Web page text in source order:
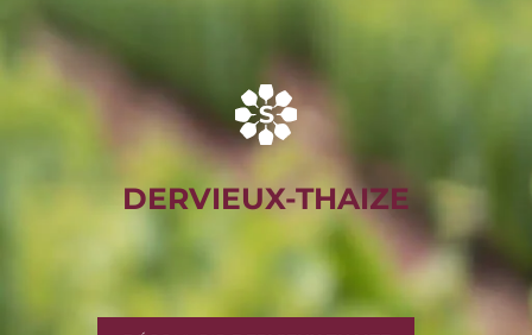
DERVIEUX-THAIZE